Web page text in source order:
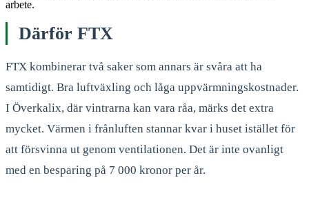
arbete.
Därför FTX
FTX kombinerar två saker som annars är svåra att ha
samtidigt. Bra luftväxling och låga uppvärmningskostnader.
I Överkalix, där vintrarna kan vara råa, märks det extra
mycket. Värmen i frånluften stannar kvar i huset istället för
att försvinna ut genom ventilationen. Det är inte ovanligt
med en besparing på 7 000 kronor per år.